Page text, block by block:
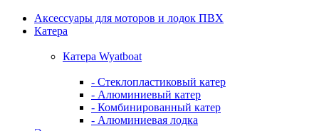
Аксессуары для моторов и лодок ПВХ
Катера
Катера Wyatboat
- Cтеклопластиковый катер
- Алюминиевый катер
- Комбинированный катер
- Алюминиевая лодка